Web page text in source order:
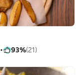
93%(21)